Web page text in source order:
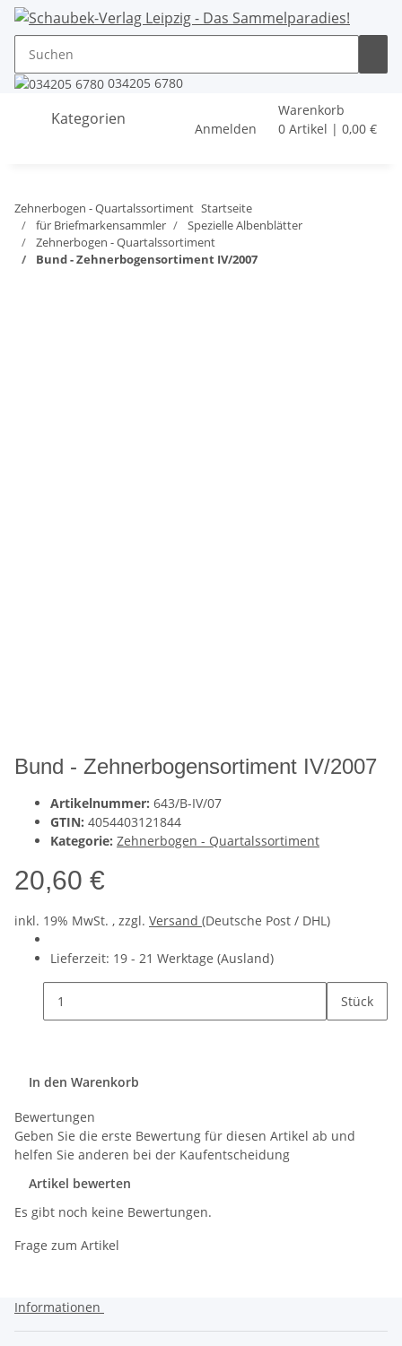
034205 6780
Kategorien
Anmelden
Warenkorb
0 Artikel | 0,00 €
Zehnerbogen - Quartalssortiment Startseite
für Briefmarkensammler
Spezielle Albenblätter
Zehnerbogen - Quartalssortiment
Bund - Zehnerbogensortiment IV/2007
Bund - Zehnerbogensortiment IV/2007
Artikelnummer: 643/B-IV/07
GTIN: 4054403121844
Kategorie: Zehnerbogen - Quartalssortiment
20,60 €
inkl. 19% MwSt. , zzgl. Versand (Deutsche Post / DHL)
Lieferzeit: 19 - 21 Werktage (Ausland)
Stück
In den Warenkorb
Bewertungen
Geben Sie die erste Bewertung für diesen Artikel ab und
helfen Sie anderen bei der Kaufentscheidung
Artikel bewerten
Es gibt noch keine Bewertungen.
Frage zum Artikel
Informationen